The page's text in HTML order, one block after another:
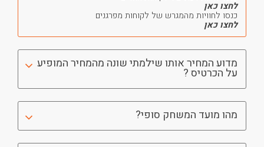
לחצו כאן
כנסו לחוויות מהמגרש של לקוחות מפרגנים
לחצו כאן
מדוע המחיר אותו שילמתי שונה מהמחיר המופיע
על הכרטיס ?
מהו מועד המשחק סופי?